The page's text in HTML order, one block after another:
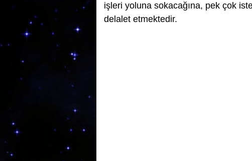
işleri yoluna sokacağına, pek çok
delalet etmektedir.